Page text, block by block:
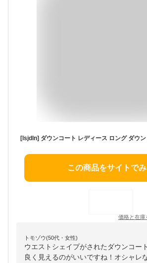
この商品をサイトで
価格と在庫
トモゾウ(50代・女性)
ウエストシェイプがされたダウンコー
良く見えるのがいいですね！オシャレ